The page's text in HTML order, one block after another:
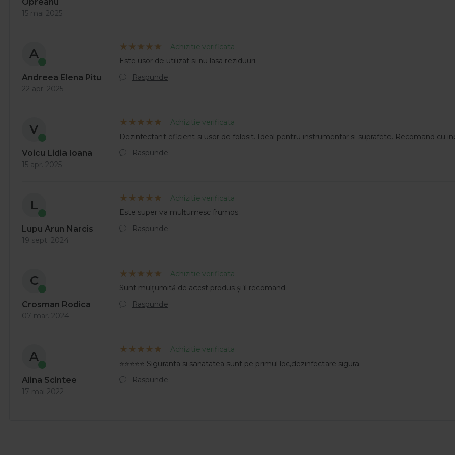
15 mai 2025
A
Andreea Elena Pitu
22 apr. 2025
Achizitie verificata
Este usor de utilizat si nu lasa reziduuri.
Raspunde
V
Voicu Lidia Ioana
15 apr. 2025
Achizitie verificata
Dezinfectant eficient si usor de folosit. Ideal pentru instrumentar si suprafete. Recomand cu
Raspunde
L
Lupu Arun Narcis
19 sept. 2024
Achizitie verificata
Este super va mulțumesc frumos
Raspunde
C
Crosman Rodica
07 mar. 2024
Achizitie verificata
Sunt mulțumită de acest produs și îl recomand
Raspunde
A
Alina Scintee
17 mai 2022
Achizitie verificata
⭐⭐⭐⭐⭐ Siguranta si sanatatea sunt pe primul loc,dezinfectare sigura.
Raspunde